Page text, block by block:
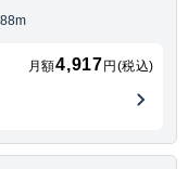
月額4,917 円(税込)